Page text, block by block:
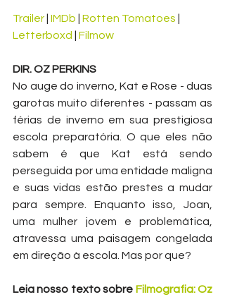
Trailer IMDb Rotten Tomatoes
Letterboxd
Filmow
DIR. OZ PERKINS
No auge do inverno, Kat e Rose - duas
garotas muito diferentes - passam as
férias de inverno em sua prestigiosa
escola preparatória. O que eles não
sabem é que Kat está sendo
perseguida por uma entidade maligna
e suas vidas estão prestes a mudar
para sempre. Enquanto isso, Joan,
uma mulher jovem e problemática,
atravessa uma paisagem congelada
em direção à escola. Mas por que?
Leia nosso texto sobre Filmografia: Oz